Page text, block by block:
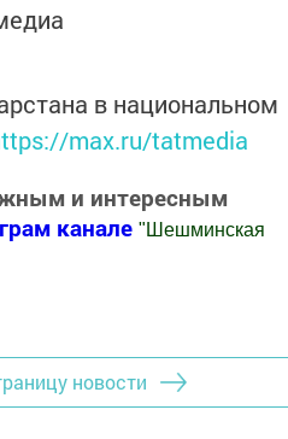
в национальном
max.ru/tatmedia
и интересным
канале " Шешминская
новости